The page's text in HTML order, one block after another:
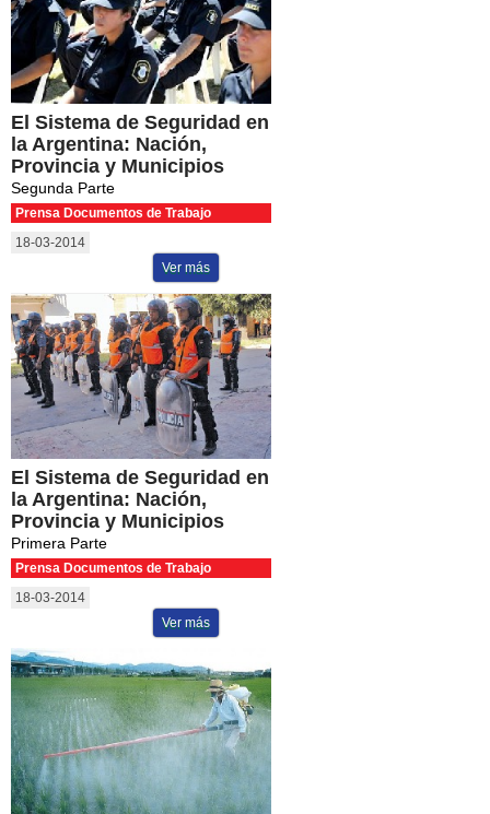
El Sistema de Seguridad en
la Argentina: Nación,
Provincia y Municipios
Segunda Parte
Prensa Documentos de Trabajo
18-03-2014
Ver más
El Sistema de Seguridad en
la Argentina: Nación,
Provincia y Municipios
Primera Parte
Prensa Documentos de Trabajo
18-03-2014
Ver más